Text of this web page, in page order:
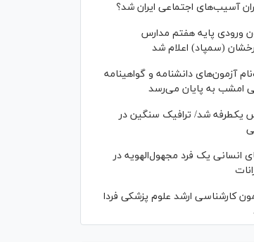
آسیب‌های اجتماعی ایران شد؟
ورودی پایه هفتم مدارس
(سمپاد) اعلام شد
آزمون‌های دانشنامه و گواهینامه
امشب به پایان می‌رسد
یکطرفه شد/ ترافیک سنگین در
انسانی یک فرد مجهول‌الهویه در
کارشناسی ارشد علوم پزشکی فردا